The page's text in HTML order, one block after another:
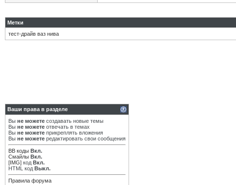
Метки
тест-драйв ваз нива
Ваши права в разделе
Вы не можете создавать новые темы
Вы не можете отвечать в темах
Вы не можете прикреплять вложения
Вы не можете редактировать свои сообщения
BB коды Вкл.
Смайлы Вкл.
[IMG] код Вкл.
HTML код Выкл.
Правила форума